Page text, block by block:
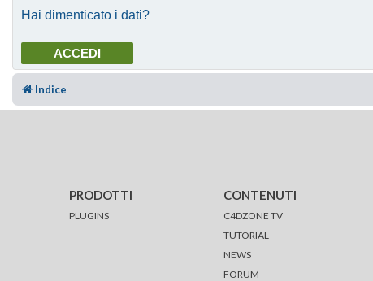
Hai dimenticato i dati?
Indice
PRODOTTI
PLUGINS
CONTENUTI
C4DZONE TV
TUTORIAL
NEWS
FORUM